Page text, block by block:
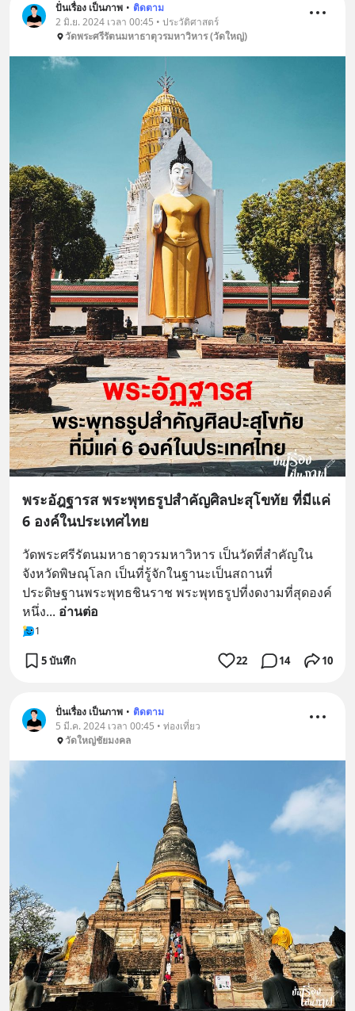
ปั่นเรื่อง เป็นภาพ • ติดตาม
2 มิ.ย. 2024 เวลา 00:45 • ประวัติศาสตร์
วัดพระศรีรัตนมหาธาตุวรมหาวิหาร (วัดใหญ่)
พระอัฎฐารส พระพุทธรูปสำคัญศิลปะสุโขทัย ที่มีแค่
6 องค์ในประเทศไทย
วัดพระศรีรัตนมหาธาตุวรมหาวิหาร เป็นวัดที่สำคัญใน
จังหวัดพิษณุโลก เป็นที่รู้จักในฐานะเป็นสถานที่
ประดิษฐานพระพุทธชินราช พระพุทธรูปที่งดงามที่สุดองค์
หนึ่ง... อ่านต่อ
1
5 บันทึก 22 14 10
ปั่นเรื่อง เป็นภาพ • ติดตาม
5 มี.ค. 2024 เวลา 00:45 • ท่องเที่ยว
วัดใหญ่ชัยมงคล